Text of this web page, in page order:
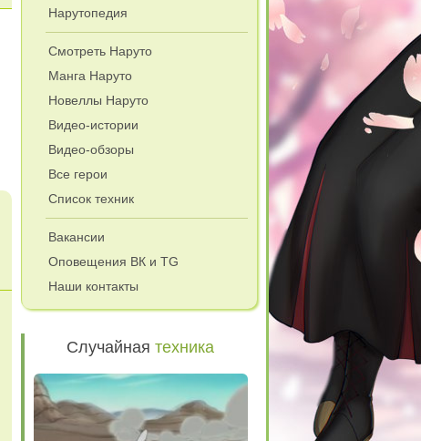
Нарутопедия
Смотреть Наруто
Манга Наруто
Новеллы Наруто
Видео-истории
Видео-обзоры
Все герои
Список техник
Вакансии
Оповещения ВК и TG
Наши контакты
Случайнаятехника